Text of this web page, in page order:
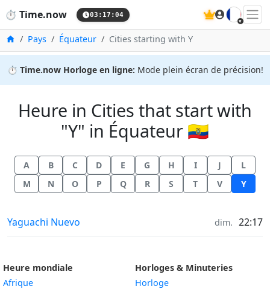
⏱️ Time.now 03:17:04 🇫🇷
Accueil
Pays Équateur Cities starting with Y
⏱️ Time.now Horloge en ligne: Mode plein écran de précision!
Heure in Cities that start with
"Y" in Équateur 🇪🇨
A B C D E G H I J
L
M
N O P Q R S T V Y
Heure à
Yaguachi Nuevo dim. 22:17
Heure mondiale
Afrique
Horloges & Minuteries
Horloge